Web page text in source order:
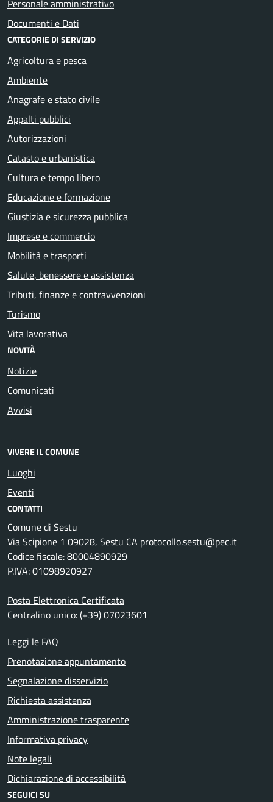
Personale amministrativo
Documenti e Dati
CATEGORIE DI SERVIZIO
Agricoltura e pesca
Ambiente
Anagrafe e stato civile
Appalti pubblici
Autorizzazioni
Catasto e urbanistica
Cultura e tempo libero
Educazione e formazione
Giustizia e sicurezza pubblica
Imprese e commercio
Mobilità e trasporti
Salute, benessere e assistenza
Tributi, finanze e contravvenzioni
Turismo
Vita lavorativa
NOVITÀ
Notizie
Comunicati
Avvisi
VIVERE IL COMUNE
Luoghi
Eventi
CONTATTI
Comune di Sestu
Via Scipione 1 09028, Sestu CA protocollo.sestu@pec.it
Codice fiscale: 80004890929
P.IVA: 01098920927
Posta Elettronica Certificata
Centralino unico: (+39) 07023601
Leggi le FAQ
Prenotazione appuntamento
Segnalazione disservizio
Richiesta assistenza
Amministrazione trasparente
Informativa privacy
Note legali
Dichiarazione di accessibilità
SEGUICI SU